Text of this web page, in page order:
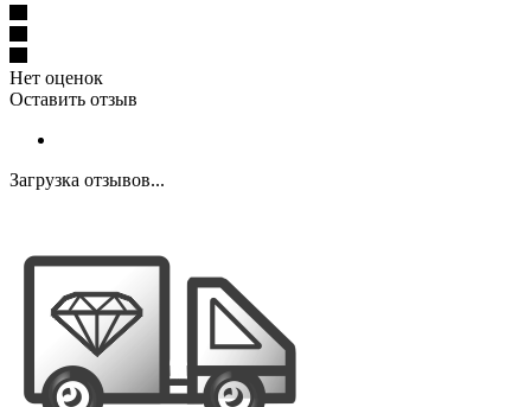
Нет оценок
Оставить отзыв
Загрузка отзывов...